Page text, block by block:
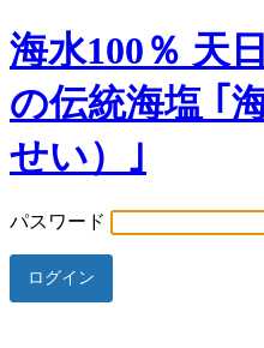
海水100％ 天
の伝統海塩 ｢
せい）｣
パスワード